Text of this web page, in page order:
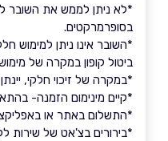
*לא ניתן לממש את השובר
בסופרמרקטים.
*השובר אינו ניתן למימוש
ביטול קופון במקרה של
*במקרה של זיכוי חלקי,
*קיים מינימום הזמנה-
*התשלום באתר או
*בירורים בצ'אט של שירות